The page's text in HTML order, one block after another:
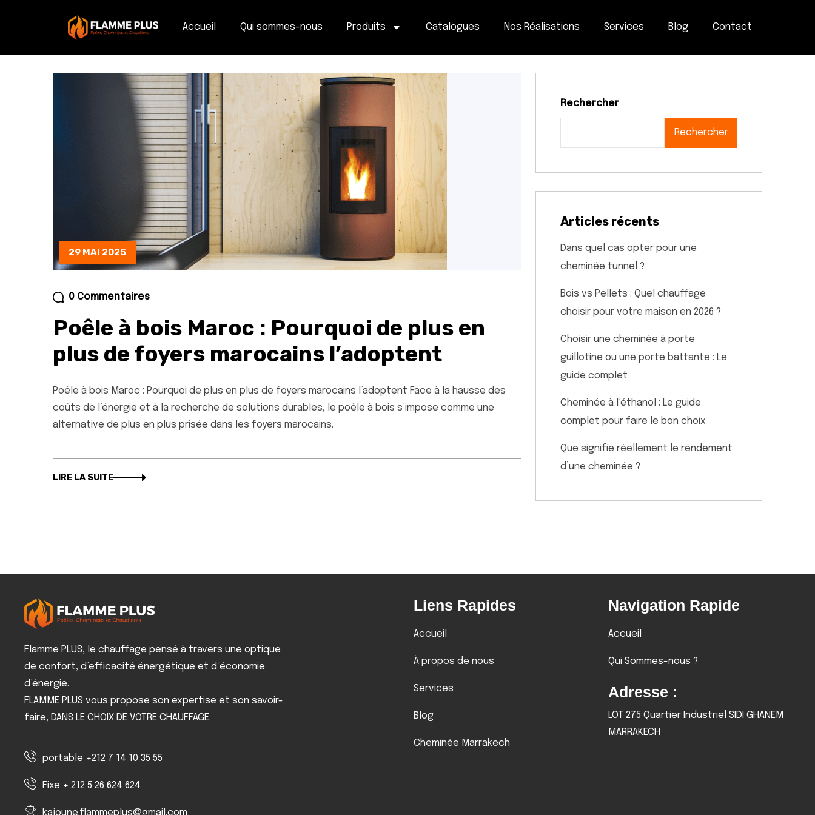
Accueil Qui sommes-nous Produits Catalogues Nos Réalisations Services Blog Contact
29 MAI 2025
0 Commentaires
Poêle à bois Maroc : Pourquoi de plus en
plus de foyers marocains l’adoptent
Poêle à bois Maroc : Pourquoi de plus en plus de foyers marocains l’adoptent Face à la hausse des
coûts de l’énergie et à la recherche de solutions durables, le poêle à bois s’impose comme une
alternative de plus en plus prisée dans les foyers marocains.
LIRE LA SUITE
Rechercher
Rechercher
Articles récents
Dans quel cas opter pour une
cheminée tunnel ?
Bois vs Pellets : Quel chauffage
choisir pour votre maison en 2026 ?
Choisir une cheminée à porte
guillotine ou une porte battante : Le
guide complet
Cheminée à l’éthanol : Le guide
complet pour faire le bon choix
Que signifie réellement le rendement
d’une cheminée ?
Flamme PLUS, le chauffage pensé à travers une optique
de confort, d’efficacité énergétique et d‘économie
d’énergie.
FLAMME PLUS vous propose son expertise et son savoir-
faire, DANS LE CHOIX DE VOTRE CHAUFFAGE.
portable +212 7 14 10 35 55
Fixe + 212 5 26 624 624
kajoune.flammeplus@gmail.com
Liens Rapides
Accueil
À propos de nous
Services
Blog
Cheminée Marrakech
Navigation Rapide
Accueil
Qui Sommes-nous ?
Adresse :
LOT 275 Quartier Industriel SIDI GHANEM
MARRAKECH